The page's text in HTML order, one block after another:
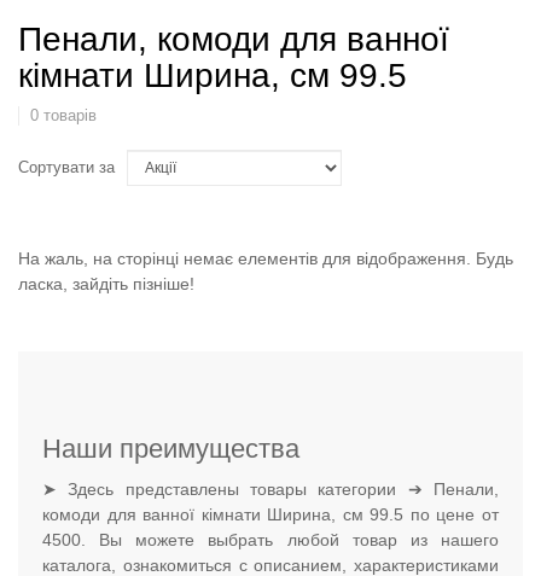
Пенали, комоди для ванної
кімнати Ширина, см 99.5
0 товарів
Сортувати за
На жаль, на сторінці немає елементів для відображення. Будь
ласка, зайдіть пізніше!
Наши преимущества
➤ Здесь представлены товары категории ➔ Пенали,
комоди для ванної кімнати Ширина, см 99.5 по цене от
4500. Вы можете выбрать любой товар из нашего
каталога, ознакомиться с описанием, характеристиками